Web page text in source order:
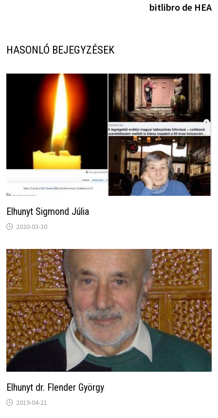
bitlibro de HEA
HASONLÓ BEJEGYZÉSEK
Elhunyt Sigmond Júlia
2020-03-30
Elhunyt dr. Flender György
2019-04-21